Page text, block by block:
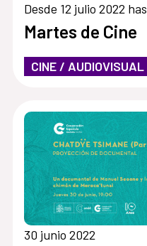
Desde 12 julio 2022
Martes de Cine
CINE / AUDIOVISUAL
30 junio 2022